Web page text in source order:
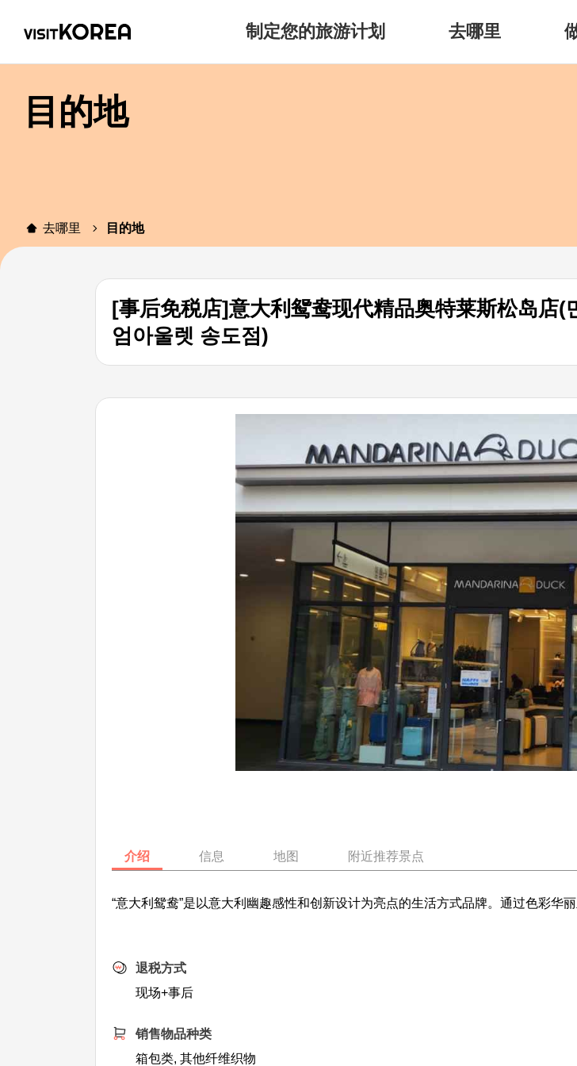
制定您的旅游计划 去哪里
目的地
去哪里 目的地
[事后免税店]意大利鸳鸯现代精品奥特莱斯松岛店(
엄아울렛 송도점)
介绍 信息 地图 附近推荐景点
“意大利鸳鸯”是以意大利幽趣感性和创新设计为亮点的生活方式品牌。通过色彩华
退税方式
现场+事后
销售物品种类
箱包类, 其他纤维织物